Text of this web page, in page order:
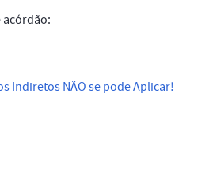
Indiretos NÃO se pode Aplicar!